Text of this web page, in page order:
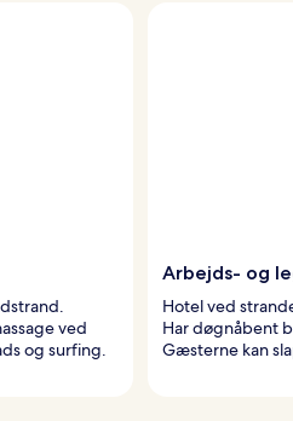
ved
og surfing.
Arbejds- og
Hotel ved
Har døgnåbent
Gæsterne kan